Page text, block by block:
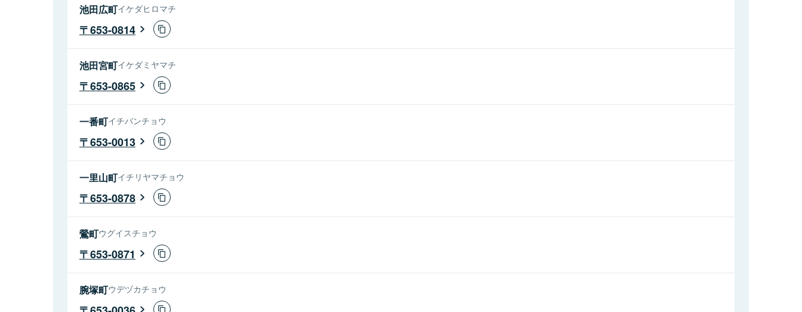
池田広町イケダヒロマチ
653-0814
池田宮町イケダミヤマチ
653-0865
一番町イチバンチョウ
653-0013
一里山町イチリヤマチョウ
653-0878
鶯町ウグイスチョウ
653-0871
腕塚町ウデヅカチョウ